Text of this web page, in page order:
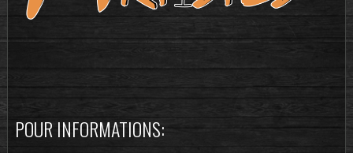
POUR INFORMATIONS: